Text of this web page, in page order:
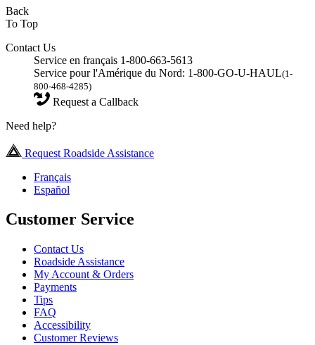
Back
To Top
Contact Us
Service en français 1-800-663-5613
Service pour l'Amérique du Nord: 1-800-GO-U-HAUL(1-
800-468-4285)
Request a Callback
Need help?
Request Roadside Assistance
Français
Español
Customer Service
Contact Us
Roadside Assistance
My Account & Orders
Payments
Tips
FAQ
Accessibility
Customer Reviews